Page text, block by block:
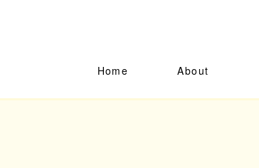
Home About